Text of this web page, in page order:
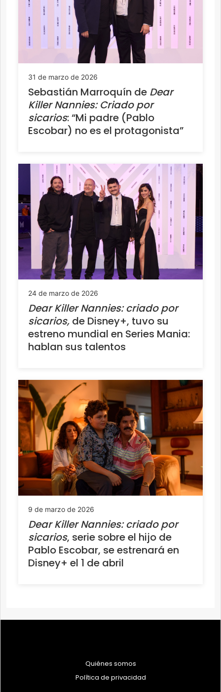
31 de marzo de 2026
Sebastián Marroquín de Dear
Killer Nannies: Criado por
sicarios: “Mi padre (Pablo
Escobar) no es el protagonista”
24 de marzo de 2026
Dear Killer Nannies: criado por
sicarios, de Disney+, tuvo su
estreno mundial en Series Mania:
hablan sus talentos
9 de marzo de 2026
Dear Killer Nannies: criado por
sicarios, serie sobre el hijo de
Pablo Escobar, se estrenará en
Disney+ el 1 de abril
Quiénes somos
Política de privacidad